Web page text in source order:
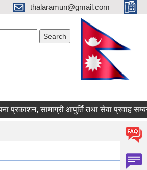
thalaramun@gmail.com
सूचना